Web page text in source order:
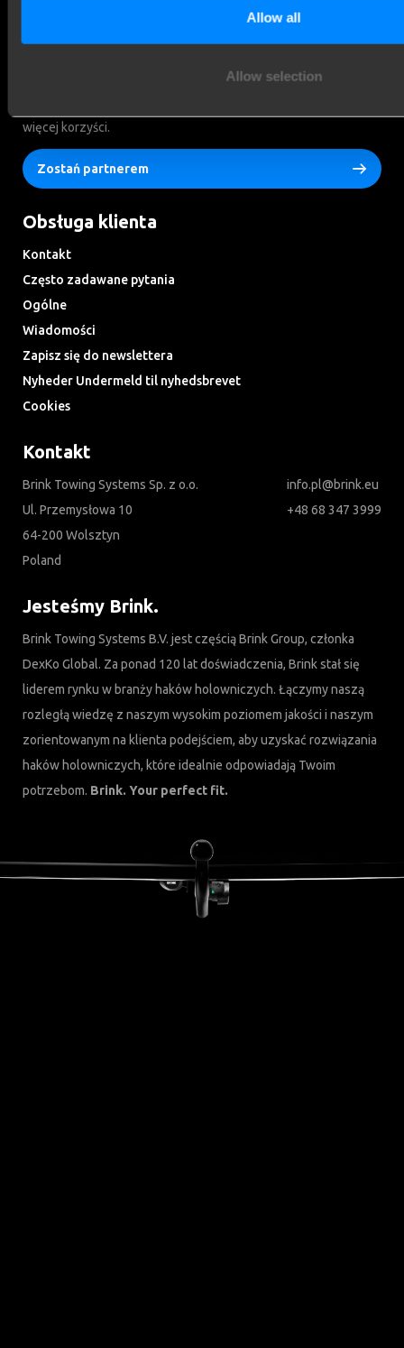
Allow all
Allow selection
Zarejestruj się jako Brink
więcej korzyści.
Zostań partnerem
Obsługa klienta
Kontakt
Często zadawane pytania
Ogólne
Wiadomości
Zapisz się do newslettera
Nyheder Undermeld til nyhedsbrevet
Cookies
Kontakt
Brink Towing Systems Sp. z o.o.
Ul. Przemysłowa 10
64-200 Wolsztyn
Poland
info.pl@brink.eu
+48 68 347 3999
Jesteśmy Brink.
Brink Towing Systems B.V. jest częścią Brink Group, członka
DexKo Global. Za ponad 120 lat doświadczenia, Brink stał się
liderem rynku w branży haków holowniczych. Łączymy naszą
rozległą wiedzę z naszym wysokim poziomem jakości i naszym
zorientowanym na klienta podejściem, aby uzyskać rozwiązania
haków holowniczych, które idealnie odpowiadają Twoim
potrzebom. Brink. Your perfect fit.